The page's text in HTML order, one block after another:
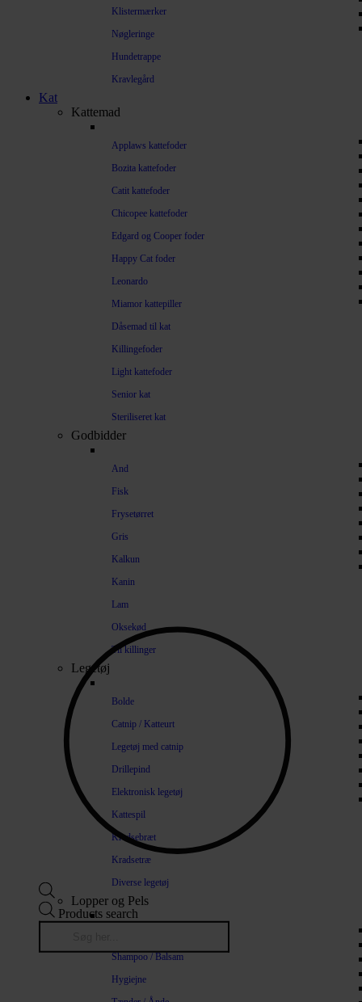
Klistermærker
Nøgleringe
Hundetrappe
Kravlegård
Kat
Kattemad
Applaws kattefoder
Bozita kattefoder
Catit kattefoder
Chicopee kattefoder
Edgard og Cooper foder
Happy Cat foder
Leonardo
Miamor kattepiller
Dåsemad til kat
Killingefoder
Light kattefoder
Senior kat
Steriliseret kat
Godbidder
And
Fisk
Frysetørret
Gris
Kalkun
Kanin
Lam
Oksekød
Til killinger
Legetøj
Bolde
Catnip / Katteurt
Legetøj med catnip
Drillepind
Elektronisk legetøj
Kattespil
Kradsebræt
Kradsetræ
Diverse legetøj
Lopper og Pels
Shampoo / Balsam
Hygiejne
Products search